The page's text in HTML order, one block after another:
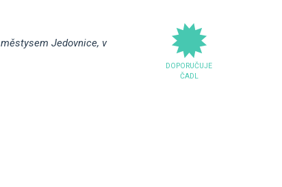
DOPORUČUJE
ČADL
Jedovnice, v